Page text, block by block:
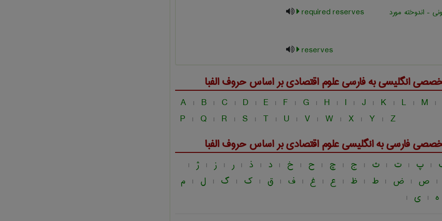
– اندوخته مورد required reserves
reserves
انگلیسی به فارسیعلوم اقتصادیبر اساس حروف الفبا
A | B | C | D | E | F | G | H | I | J | K | L | M |
P | Q | R | S | T | U | V | W | X | Y | Z
فارسی به انگلیسیعلوم اقتصادیبر اساس حروف الفبا
| پ | ت | ث | ج | چ | ح | خ | د | ذ | ر | ز | ژ
|
|
ص | ض | ط | ظ | ع | غ | ف | ق | ک | گ | ل |
م
ه
| ی |